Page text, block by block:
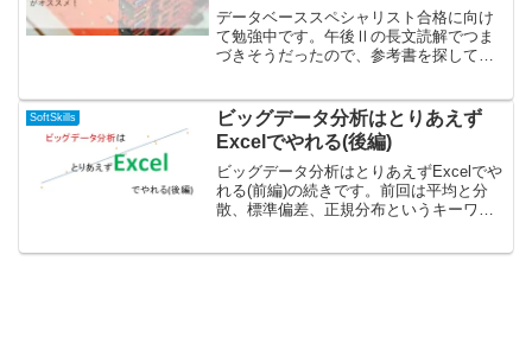
メ！
データベーススペシャリスト合格に向け
て勉強中です。午後Ⅱの長文読解でつま
づきそうだったので、参考書を探してい
(function(b,c,f,g,a,d,e){b.Moshi...
SoftSkills
ビッグデータ分析はとりあえず
Excelでやれる(後編)
ビッグデータ分析はとりあえずExcelでや
れる(前編)の続きです。前回は平均と分
散、標準偏差、正規分布というキーワー